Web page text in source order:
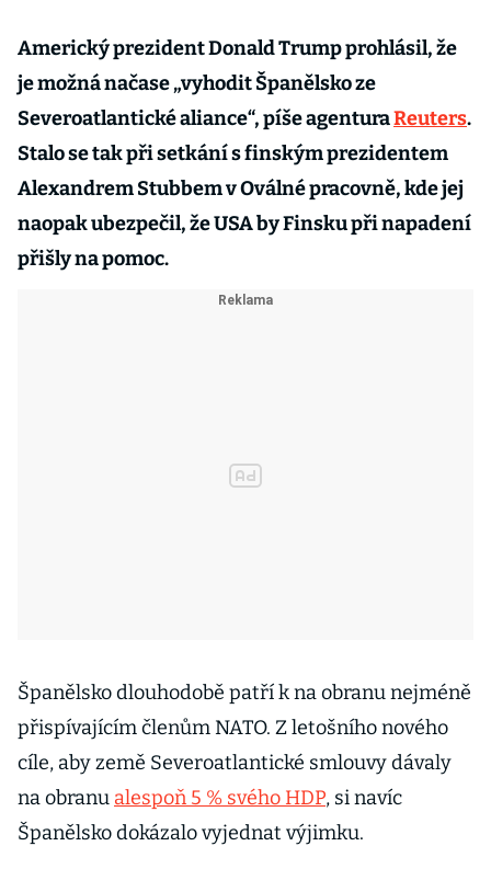
Americký prezident Donald Trump prohlásil, že
je možná načase „vyhodit Španělsko ze
Severoatlantické aliance“, píše agenturaReuters.
Stalo se tak při setkání s finským prezidentem
Alexandrem Stubbem v Oválné pracovně, kde jej
naopak ubezpečil, že USA by Finsku při napadení
přišly na pomoc.
Španělsko dlouhodobě patří k na obranu nejméně
přispívajícím členům NATO. Z letošního nového
cíle, aby země Severoatlantické smlouvy dávaly
na obranu alespoň 5 % svého HDP, si navíc
Španělsko dokázalo vyjednat výjimku.